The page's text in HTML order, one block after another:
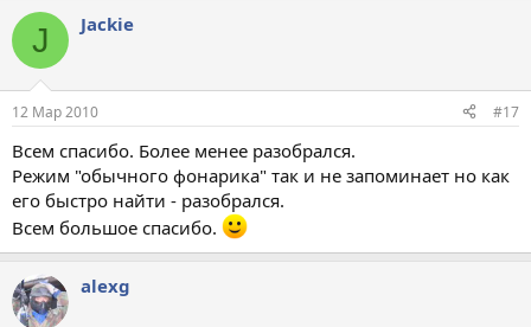
J Jackie
12 Мар 2010 #17
Всем спасибо. Более менее разобрался.
Режим "обычного фонарика" так и не запоминает но как
его быстро найти - разобрался.
Всем большое спасибо.
alexg